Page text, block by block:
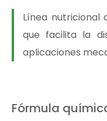
Línea nutricional
que facilita la
aplicaciones
Fórmula